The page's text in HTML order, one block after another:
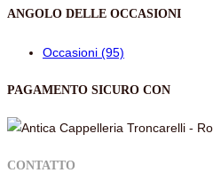
ANGOLO DELLE OCCASIONI
Occasioni (95)
PAGAMENTO SICURO CON
CONTATTO